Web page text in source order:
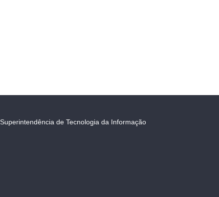
Superintendência de Tecnologia da Informação